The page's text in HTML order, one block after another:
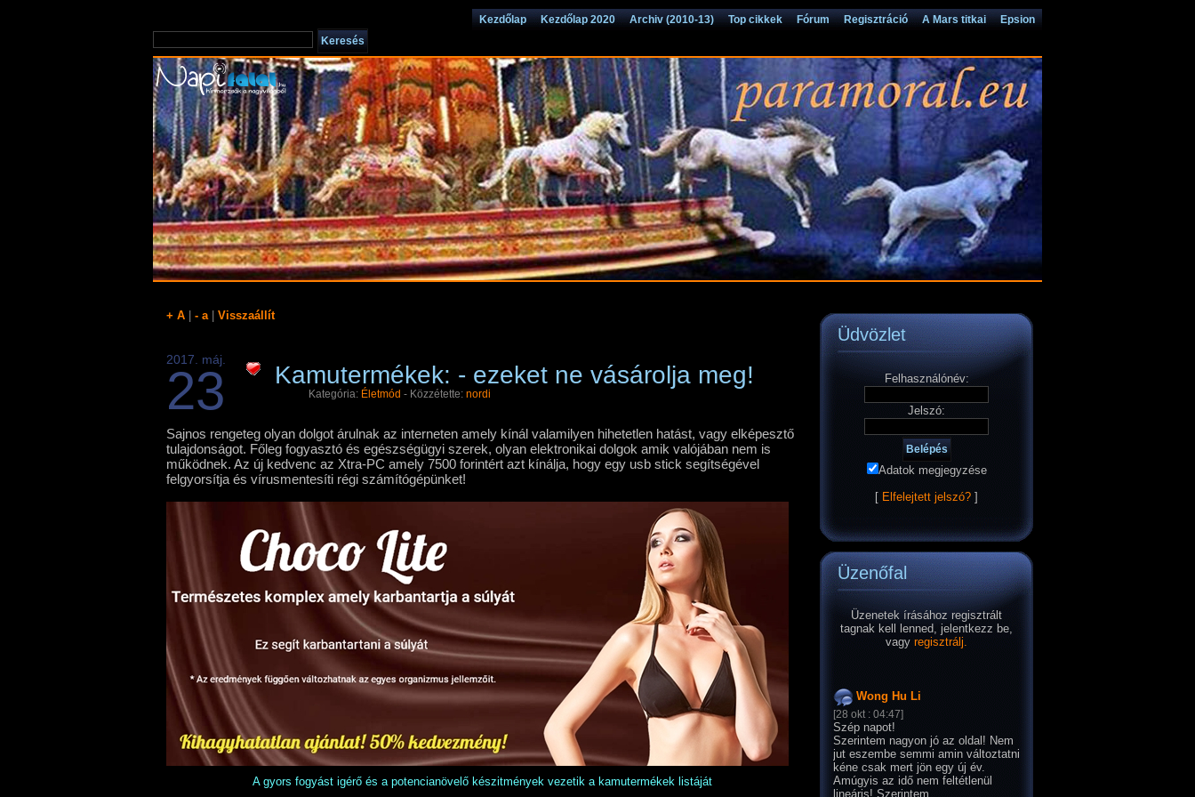
Kezdőlap Kezdőlap 2020 Archiv (2010-13) Top cikkek Fórum Regisztráció A Mars titkai Epsion
+ A - a| Visszaállít
2017. máj.
23 Kamutermékek: - ezeket ne vásárolja meg!
Kategória: Életmód - Közzétette: nordi
Sajnos rengeteg olyan dolgot árulnak az interneten amely kínál valamilyen hihetetlen hatást, vagy elképesztő
tulajdonságot. Főleg fogyasztó és egészségügyi szerek, olyan elektronikai dolgok amik valójában nem is
működnek. Az új kedvenc az Xtra-PC amely 7500 forintért azt kínálja, hogy egy usb stick segítségével
felgyorsítja és vírusmentesíti régi számítógépünket!
A gyors fogyást igérő és a potencianövelő készitmények vezetik a kamutermékek listáját
Üdvözlet
Felhasználónév:
Jelszó:
Adatok megjegyzése
[ Elfelejtett jelszó? ]
Üzenőfal
Üzenetek írásához regisztrált
tagnak kell lenned, jelentkezz be,
vagy regisztrálj.
Wong Hu Li
[28 okt : 04:47]
Szép napot!
Szerintem nagyon jó az oldal! Nem
jut eszembe semmi amin változtatni
kéne csak mert jön egy új év.
Amúgyis az idő nem feltétlenül
lineáris! Szerintem.